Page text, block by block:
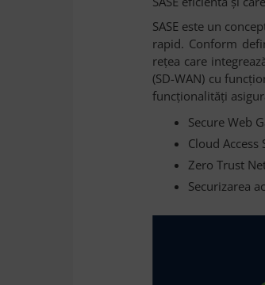
SASE este un
rapid. Conform
reţea care
(SD-WAN) cu
funcționalități
Secure Web
Cloud Access
Zero Trust
Securizarea